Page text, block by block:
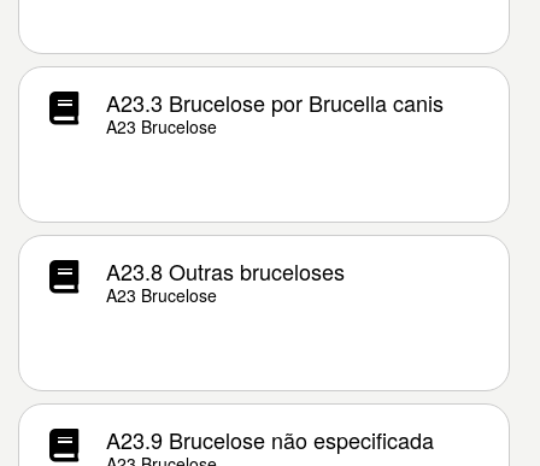
A23.3 Brucelose por Brucella canis
A23 Brucelose
A23.8 Outras bruceloses
A23 Brucelose
A23.9 Brucelose não especificada